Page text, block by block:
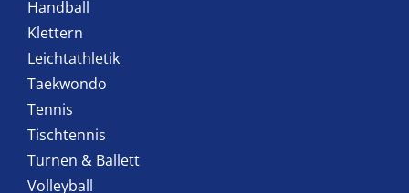
Handball
Klettern
Leichtathletik
Taekwondo
Tennis
Tischtennis
Turnen & Ballett
Volleyball